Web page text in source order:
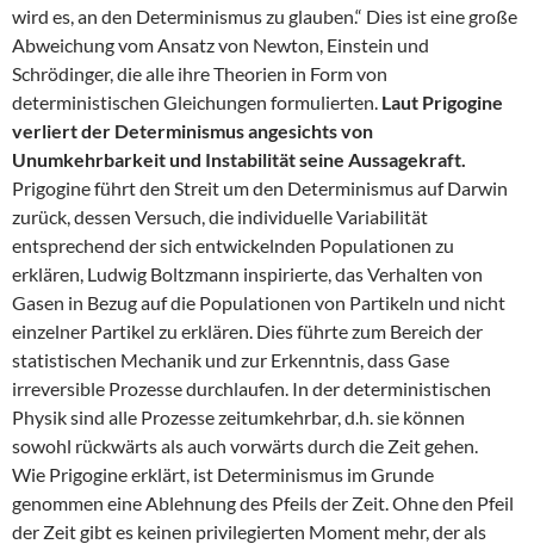
wird es, an den Determinismus zu glauben.“ Dies ist eine große
Abweichung vom Ansatz von Newton, Einstein und
Schrödinger, die alle ihre Theorien in Form von
deterministischen Gleichungen formulierten. Laut Prigogine
verliert der Determinismus angesichts von
Unumkehrbarkeit und Instabilität seine Aussagekraft.
Prigogine führt den Streit um den Determinismus auf Darwin
zurück, dessen Versuch, die individuelle Variabilität
entsprechend der sich entwickelnden Populationen zu
erklären, Ludwig Boltzmann inspirierte, das Verhalten von
Gasen in Bezug auf die Populationen von Partikeln und nicht
einzelner Partikel zu erklären. Dies führte zum Bereich der
statistischen Mechanik und zur Erkenntnis, dass Gase
irreversible Prozesse durchlaufen. In der deterministischen
Physik sind alle Prozesse zeitumkehrbar, d.h. sie können
sowohl rückwärts als auch vorwärts durch die Zeit gehen.
Wie Prigogine erklärt, ist Determinismus im Grunde
genommen eine Ablehnung des Pfeils der Zeit. Ohne den Pfeil
der Zeit gibt es keinen privilegierten Moment mehr, der als